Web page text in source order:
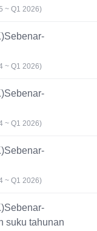
~ Q1 2026)
~ Q1 2026)
~ Q1 2026)
~ Q1 2026)
suku tahunan